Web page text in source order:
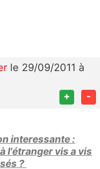
le 29/09/2011 à
+ -
interessante :
l'étranger vis a vis
?